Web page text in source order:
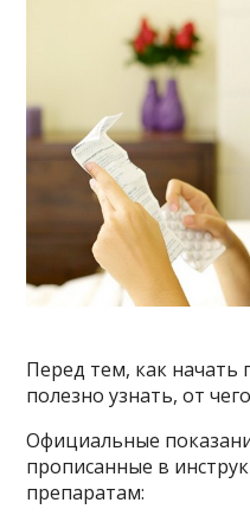
Перед тем, как
полезно узнать, от
Официальные
прописанные в
препаратам: